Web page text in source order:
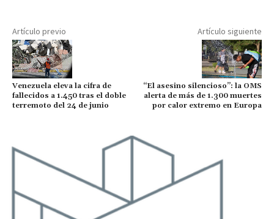
Artículo previo
Venezuela eleva la cifra de
fallecidos a 1.450 tras el doble
terremoto del 24 de junio
Artículo siguiente
“El asesino silencioso”: la OMS
alerta de más de 1.300 muertes
por calor extremo en Europa